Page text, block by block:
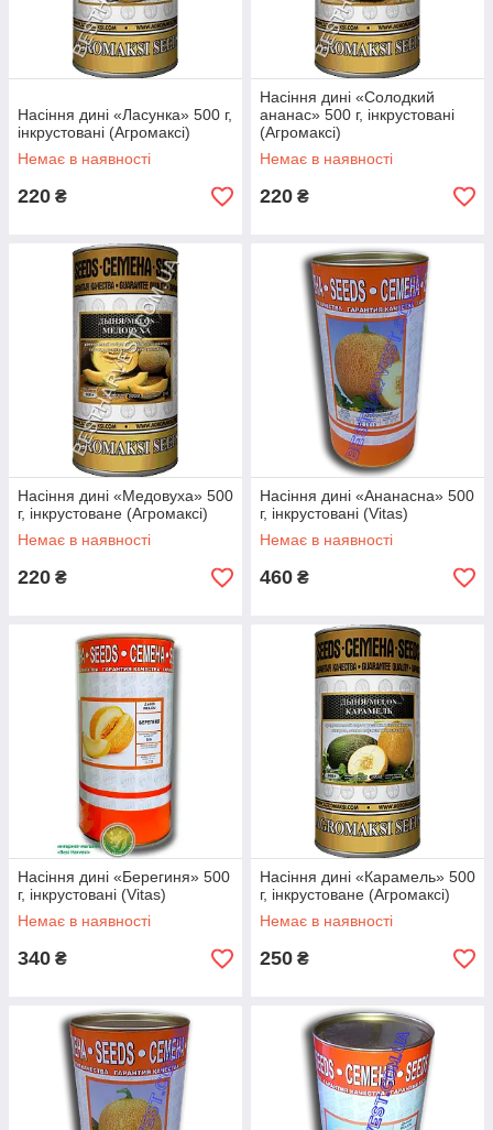
Насіння дині «Ласунка» 500 г,
інкрустовані (Агромаксі)
Немає в наявності
220 ₴
Насіння дині «Солодкий
ананас» 500 г, інкрустовані
(Агромаксі)
Немає в наявності
220 ₴
Насіння дині «Медовуха» 500
г, інкрустоване (Агромаксі)
Немає в наявності
220 ₴
Насіння дині «Ананасна» 500
г, інкрустовані (Vitas)
Немає в наявності
460 ₴
Насіння дині «Берегиня» 500
г, інкрустовані (Vitas)
Немає в наявності
340 ₴
Насіння дині «Карамель» 500
г, інкрустоване (Агромаксі)
Немає в наявності
250 ₴